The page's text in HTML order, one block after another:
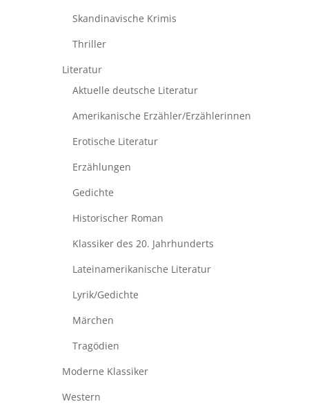
Skandinavische Krimis
Thriller
Literatur
Aktuelle deutsche Literatur
Amerikanische Erzähler/Erzählerinnen
Erotische Literatur
Erzählungen
Gedichte
Historischer Roman
Klassiker des 20. Jahrhunderts
Lateinamerikanische Literatur
Lyrik/Gedichte
Märchen
Tragödien
Moderne Klassiker
Western